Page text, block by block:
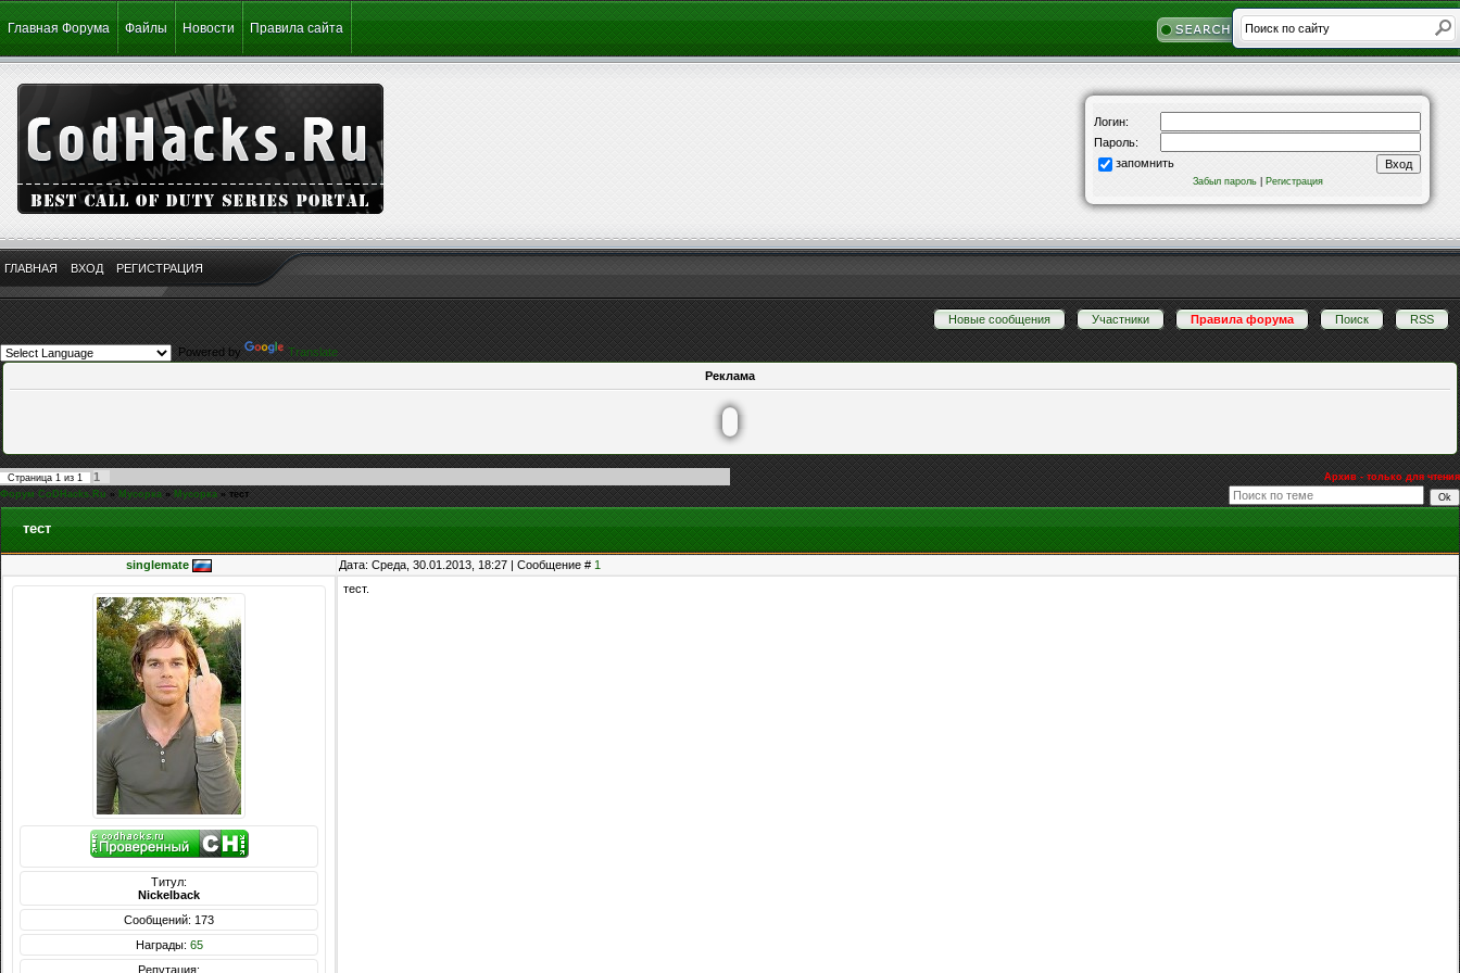
Главная Форума Файлы Новости Правила сайта
ГЛАВНАЯ ВХОД РЕГИСТРАЦИЯ
Логин:
Пароль:
запомнить
Забыл пароль| Регистрация
Новые сообщения · Участники · Правила форума · Поиск · RSS
Powered by
Translate
Реклама
Страница 1 из 1 1
Архив - только для чтения
Форум CoDHacks.Ru » Мусорка » Мусорка » тест
тест
singlemate Дата: Среда, 30.01.2013, 18:27 | Сообщение # 1
Титул:
Nickelback
Сообщений: 173
Награды: 65
Репутация:
тест.